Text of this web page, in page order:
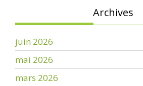
Archives
juin 2026
mai 2026
mars 2026